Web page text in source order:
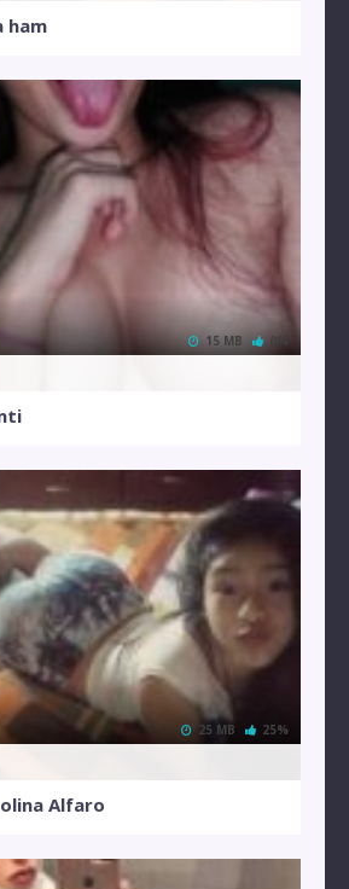
ham
15 MB 0%
25 MB 25%
Alfaro